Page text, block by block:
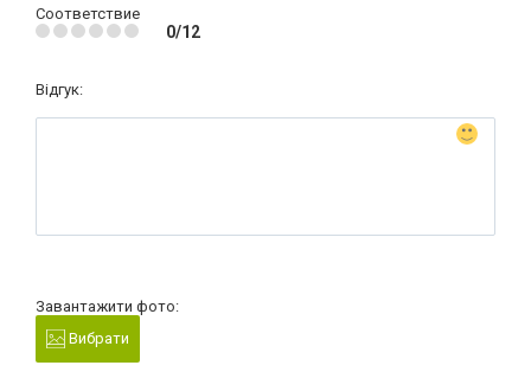
Соответствие
0/12
Відгук:
Завантажити фото:
Вибрати